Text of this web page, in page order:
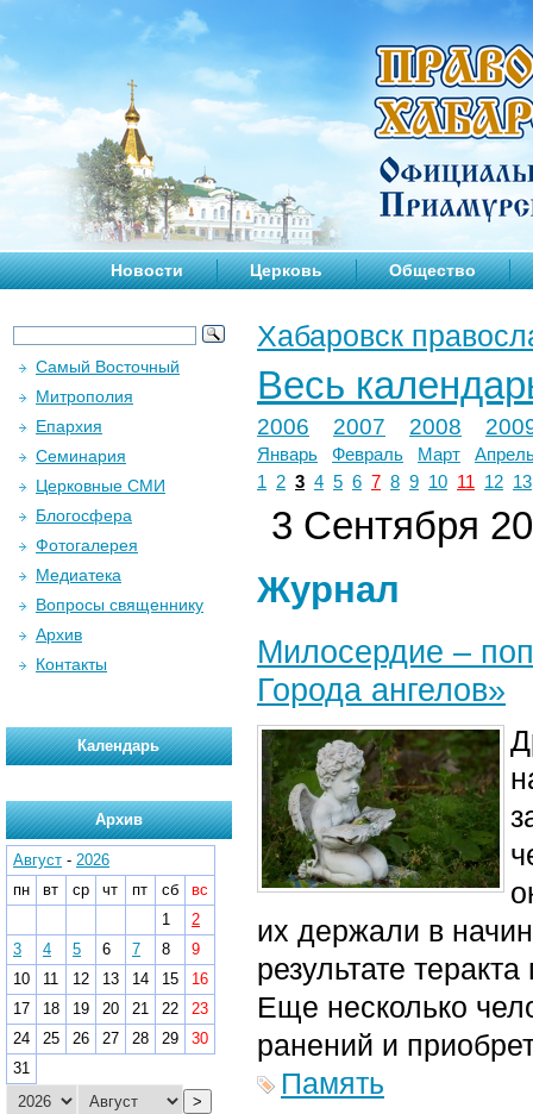
Новости Церковь Общество
Хабаровск
Весь
2006 2007 2008
Январь Февраль Март
1
2 3 4 5 6 7 8 9 10 11 12 13
3 Сентября
Журнал
Милосердие –
Города ангелов»
их держали в
результате
Еще несколько
ранений и
Память
Самый Восточный
Митрополия
Епархия
Семинария
Церковные СМИ
Блогосфера
Фотогалерея
Медиатека
Вопросы священнику
Архив
Контакты
Календарь
Архив
Август - 2026
пн
вт ср чт пт сб
вс
1
2
3
4 5 6 7 8
9
10
11 12 13 14 15
16
17
18 19 20 21 22
23
24
25 26 27 28 29
30
31
>